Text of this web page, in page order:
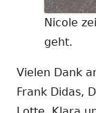
Nicole
geht.
Vielen Dank
Frank Didas,